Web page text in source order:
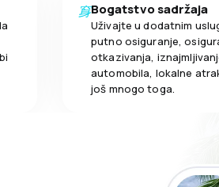
Bogatstvo sadržaja
Uživajte u dodatnim
putno osiguranje,
otkazivanja,
automobila, lokalne
još mnogo toga.